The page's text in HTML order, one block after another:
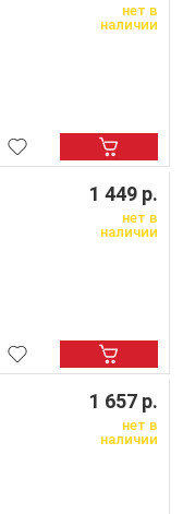
нет в
наличии
1 449 р.
нет в
наличии
1 657 р.
нет в
наличии